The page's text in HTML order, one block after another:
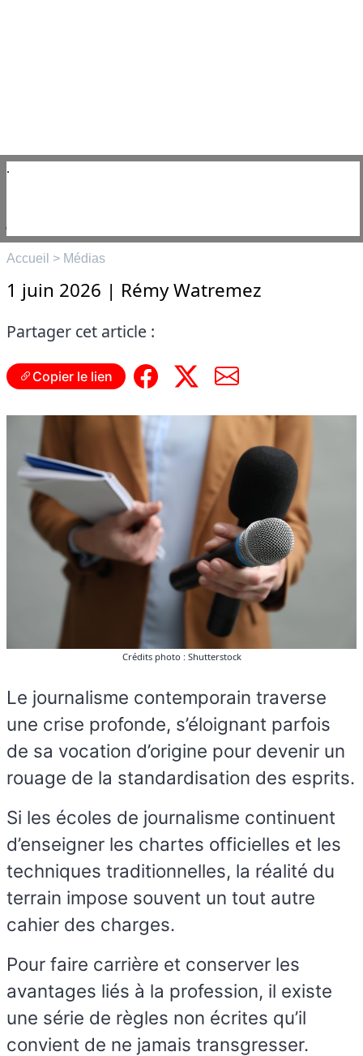
Accueil > Médias
1 juin 2026 | Rémy Watremez
Partager cet article :
Copier le lien
Crédits photo : Shutterstock
Le journalisme contemporain traverse
une crise profonde, s’éloignant parfois
de sa vocation d’origine pour devenir un
rouage de la standardisation des esprits.
Si les écoles de journalisme continuent
d’enseigner les chartes officielles et les
techniques traditionnelles, la réalité du
terrain impose souvent un tout autre
cahier des charges.
Pour faire carrière et conserver les
avantages liés à la profession, il existe
une série de règles non écrites qu’il
convient de ne jamais transgresser.